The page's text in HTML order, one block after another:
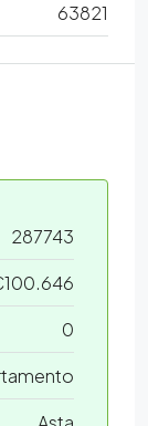
63821
287743
0